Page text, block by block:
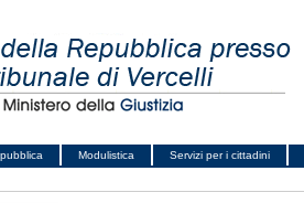
Modulistica
Servizi per i cittadini